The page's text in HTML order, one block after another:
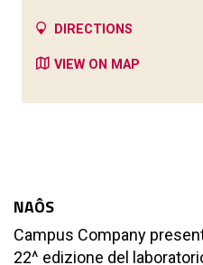
NAÔS
Campus Company
22^ edizione del
DIRECTIONS
VIEW ON MAP